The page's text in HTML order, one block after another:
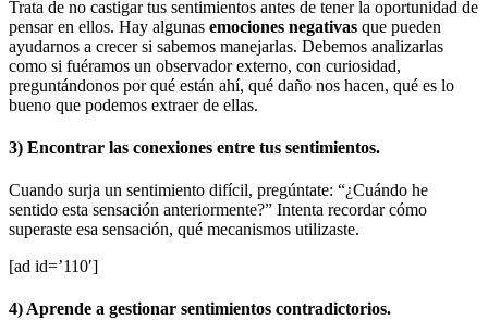
Trata de no castigar tus sentimientos antes de tener la oportunidad de
pensar en ellos. Hay algunas emociones negativas que pueden
ayudarnos a crecer si sabemos manejarlas. Debemos analizarlas
como si fuéramos un observador externo, con curiosidad,
preguntándonos por qué están ahí, qué daño nos hacen, qué es lo
bueno que podemos extraer de ellas.
3) Encontrar las conexiones entre tus sentimientos.
Cuando surja un sentimiento difícil, pregúntate: “¿Cuándo he
sentido esta sensación anteriormente?” Intenta recordar cómo
superaste esa sensación, qué mecanismos utilizaste.
[ad id=’110′]
4) Aprende a gestionar sentimientos contradictorios.